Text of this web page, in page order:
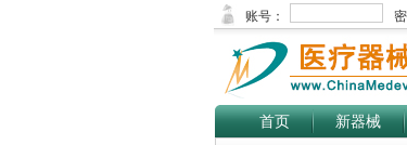
首页 新器械